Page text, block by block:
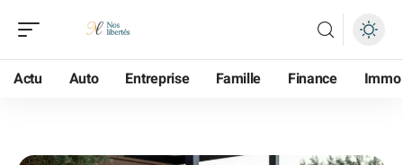
Actu Auto Entreprise Famille Finance Immo